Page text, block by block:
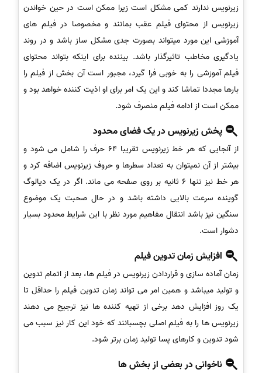
زیرنویس ندارند کمی مشکل است زیرا ممکن است در حین خواندن
زیرنویس از محتوای فیلم عقب بمانند و مخصوصا در فیلم های
آموزشی این مورد میتواند بصورت جدی مشکل ساز باشد و در روند
یادگیری مخاطب تاثیرگذار باشد. بیننده برای اینکه بتواند محتوای
فیلم آموزشی را به خوبی فرا گیرد، مجبور است آن بخش از فیلم را
بارها مجددا تماشا کند و این یک امر برای او اذیت کننده خواهد بود و
ممکن است از ادامه فیلم منصرف شود.
پخش زیرنویس در یک فضای محدود
از آنجایی که هر خط زیرنویس تقریبا 64 حرف را شامل می شود و
بیشتر از آن نمیتوان به تعداد سطرها و حروف زیرنویس اضافه کرد و
هر خط نیز تنها 6 ثانیه بر روی صفحه می ماند. اگر در یک دیالوگ
گوینده سرعت بالایی داشته باشد و در حال صحبت یک موضوع
سنگین نیز باشد انتقال مفاهیم مورد نظر با این شرایط محدود بسیار
دشوار است.
افزایش زمان تدوین فیلم
زمان آماده سازی و قراردادن زیرنویس در فیلم ها، بعد از اتمام تدوین
و تولید میباشد و همین امر می تواند زمان تدوین فیلم را حداقل تا
یک روز افزایش دهد برخی از تهیه کننده ها نیز ترجیح می دهند
زیرنویس ها را به فیلم اصلی بچسبانند که خود این کار نیز سبب می
شود تدوین و کارهای پسا تولید زمان برتر شود.
ناخوانی در بعضی از بخش ها